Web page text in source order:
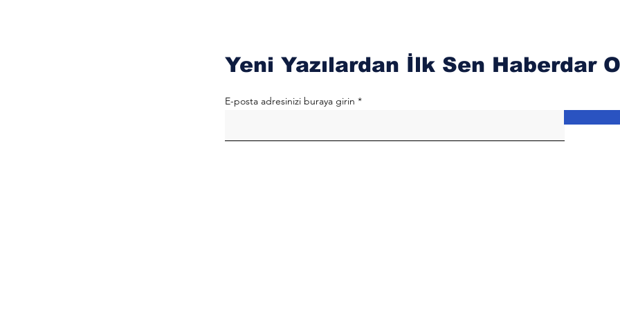
Yeni Yazılardan İlk Sen Haberdar
E-posta adresinizi buraya girin